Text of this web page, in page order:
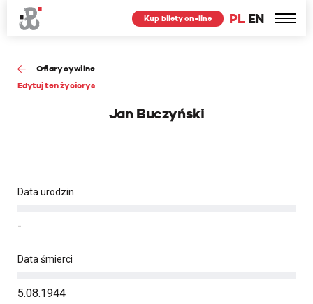
PL EN
Kup bilety on-line
Ofiary cywilne
Edytuj ten życiorys
Jan Buczyński
Data urodzin
-
Data śmierci
5.08.1944